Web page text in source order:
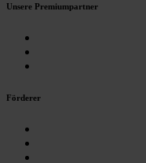
Unsere Premiumpartner
Förderer